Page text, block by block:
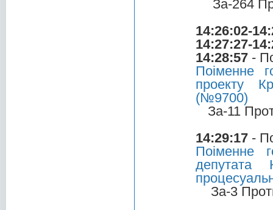
За-264
14:26:02-
14:27:27-
14:28:57 -
Поіменне
проекту
(№9700)
За-11
14:29:17 -
Поіменне
депутата
За-3